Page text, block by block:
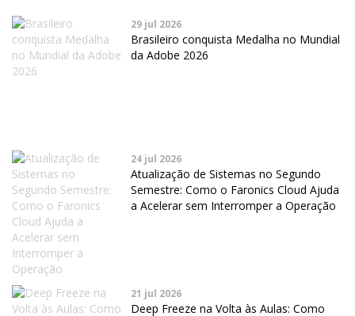
29 jul 2026
Brasileiro conquista Medalha no Mundial
da Adobe 2026
24 jul 2026
Atualização de Sistemas no Segundo
Semestre: Como o Faronics Cloud Ajuda
a Acelerar sem Interromper a Operação
21 jul 2026
Deep Freeze na Volta às Aulas: Como